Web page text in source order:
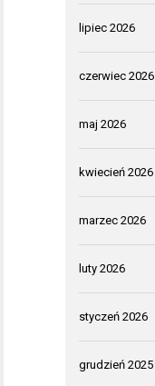
lipiec 2026
czerwiec 2026
maj 2026
kwiecień 2026
marzec 2026
luty 2026
styczeń 2026
grudzień 2025